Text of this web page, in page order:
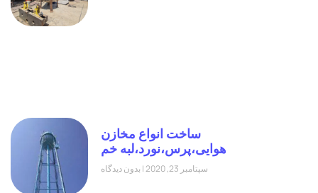
ساخت انواع مخازن
هوایی،پرس،نورد،لبه خم
سپتامبر 23, 2020 بدون دیدگاه